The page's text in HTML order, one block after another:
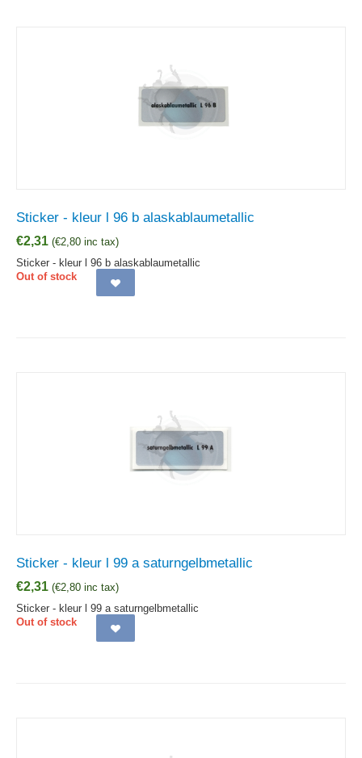
Sticker - kleur l 96 b alaskablaumetallic
€2,31 (€2,80 inc tax)
Sticker - kleur l 96 b alaskablaumetallic
Out of stock
Sticker - kleur l 99 a saturngelbmetallic
€2,31 (€2,80 inc tax)
Sticker - kleur l 99 a saturngelbmetallic
Out of stock